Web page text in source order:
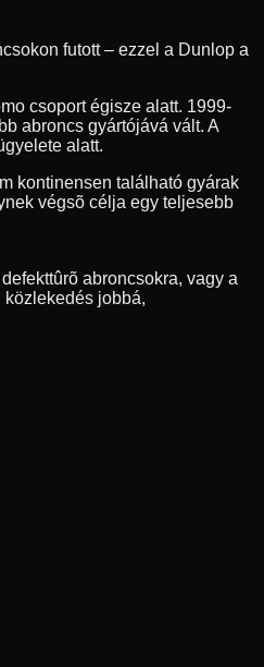
futott – ezzel a Dunlop a
csoport égisze alatt. 1999-
abroncs gyártójává vált. A
alatt.
kontinensen található gyárak
végsõ célja egy teljesebb
abroncsokra, vagy a
jobbá,